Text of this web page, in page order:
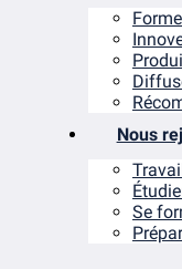
Nous
Se